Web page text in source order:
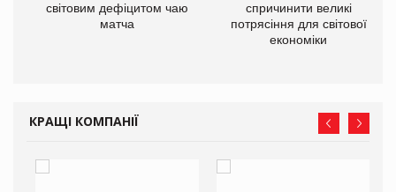
світовим дефіцитом чаю
матча
спричинити великі
потрясіння для світової
економіки
КРАЩІ КОМПАНІЇ